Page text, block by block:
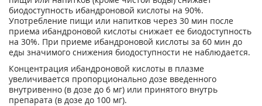
биодоступность ибандроновой кислоты на 90%.
Употребление пищи или напитков через 30 мин после
приема ибандроновой кислоты снижает ее биодоступность
на 30%. При приеме ибандроновой кислоты за 60 мин до
еды значимого снижения биодоступности не наблюдается.
Концентрация ибандроновой кислоты в плазме
увеличивается пропорционально дозе введенного
внутривенно (в дозе до 6 мг) или принятого внутрь
препарата (в дозе до 100 мг).